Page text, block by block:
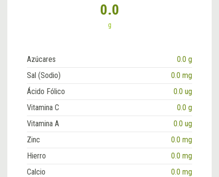
0.0
g
Azúcares
0.0 g
Sal (Sodio)
0.0 mg
Ácido Fólico
0.0 ug
Vitamina C
0.0 g
Vitamina A
0.0 ug
Zinc
0.0 mg
Hierro
0.0 mg
Calcio
0.0 mg